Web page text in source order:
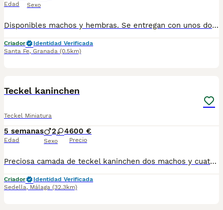
Edad Sexo
Disponibles machos y hembras. Se entregan con unos dos meses y medio de edad y sus vacunas correspondientes, desparasitados, certificado de salud, garantías por escrito tanto por enfermedad vírica como congénito genética. Todos los cachorros son descendientes de las mejores líneas nacionales, criados por profesionales expertos. Se entregan en toda España con transporte propio de alta calidad preparado para animales, van en vehículo climatizado con chófer particular a cargo del comprador. Teléfono / Whats app: 641 92 23 90 Precio a partir de 1000€
Criador
Identidad Verificada
Santa Fe, Granada (0.5km)
Teckel kaninchen
Teckel Miniatura
5 semanas
Edad
2 4
Sexo
600 €
Precio
Preciosa camada de teckel kaninchen dos machos y cuatro hembras diferentes colores los precios varían según colores y sexos.
Criador
Identidad Verificada
Sedella, Málaga (32.3km)